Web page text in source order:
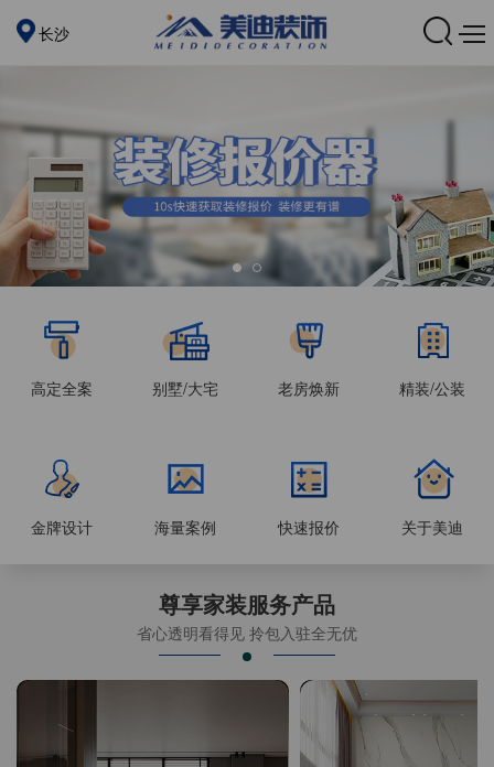
长沙
高定全案 别墅/大宅 老房焕新 精装/公装
金牌设计 海量案例 快速报价 关于美迪
尊享家装服务产品
省心透明看得见 拎包入驻全无优